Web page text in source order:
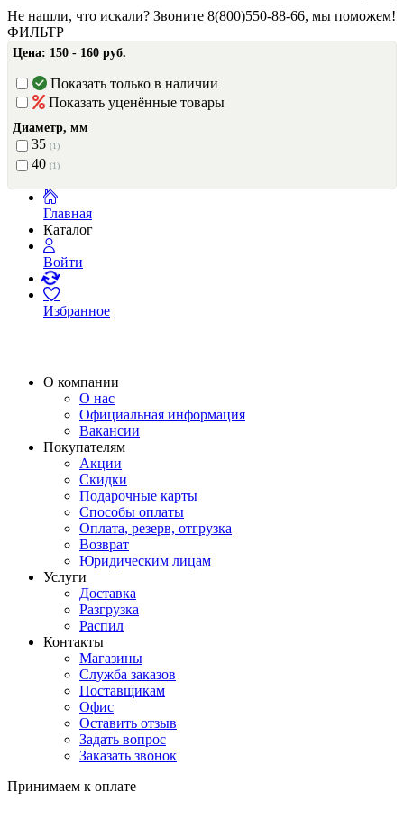
Не нашли, что искали? Звоните 8(800)550-88-66, мы поможем!
ФИЛЬТР
Цена: 150 - 160 руб.
Показать только в наличии
Показать уценённые товары
Диаметр, мм
35 (1)
40 (1)
Главная
Каталог
Войти
Избранное
О компании
О нас
Официальная информация
Вакансии
Покупателям
Акции
Скидки
Подарочные карты
Способы оплаты
Оплата, резерв, отгрузка
Возврат
Юридическим лицам
Услуги
Доставка
Разгрузка
Распил
Контакты
Магазины
Служба заказов
Поставщикам
Офис
Оставить отзыв
Задать вопрос
Заказать звонок
Принимаем к оплате